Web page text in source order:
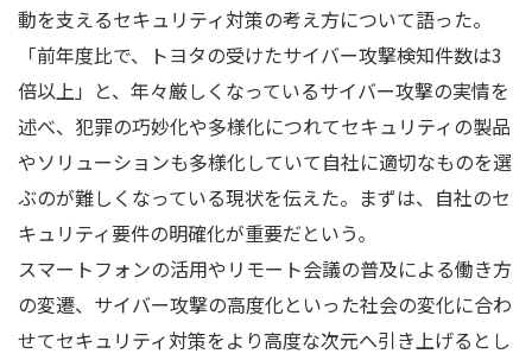
動を支えるセキュリティ対策の考え方について語った。
「前年度比で、トヨタの受けたサイバー攻撃検知件数は3
倍以上」と、年々厳しくなっているサイバー攻撃の実情を
述べ、犯罪の巧妙化や多様化につれてセキュリティの製品
やソリューションも多様化していて自社に適切なものを選
ぶのが難しくなっている現状を伝えた。まずは、自社のセ
キュリティ要件の明確化が重要だという。
スマートフォンの活用やリモート会議の普及による働き方
の変遷、サイバー攻撃の高度化といった社会の変化に合わ
せてセキュリティ対策をより高度な次元へ引き上げるとし